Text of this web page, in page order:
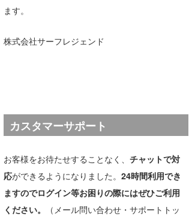
ます。
株式会社サーフレジェンド
カスタマーサポート
お客様をお待たせすることなく、チャットで対
応ができるようになりました。24時間利用でき
ますのでログイン等お困りの際にはぜひご利用
ください。
（メール問い合わせ・サポートトッ
VAGY
ハンマー
まっきー
小川予報士